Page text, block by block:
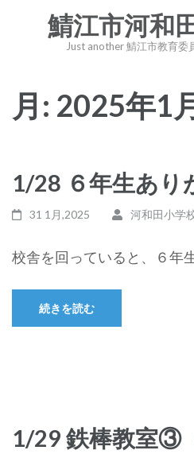
へ
プ
を
鯖江市河和
Just another 鯖江市教育委
月: 2025年1
1/28 ６年生あり
31 1月,2025 河和田小学
校舎を回っていると、６年
続きを読む
1/29 鉄棒教室③